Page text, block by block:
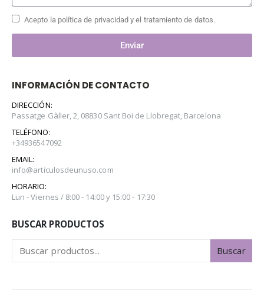
Acepto la política de privacidad y el tratamiento de datos.
Enviar
INFORMACIÓN DE CONTACTO
DIRECCIÓN:
Passatge Gàller, 2, 08830 Sant Boi de Llobregat, Barcelona
TELÉFONO:
+34936547092
EMAIL:
info@articulosdeunuso.com
HORARIO:
Lun - Viernes / 8:00 - 14:00 y 15:00 - 17:30
BUSCAR PRODUCTOS
Buscar